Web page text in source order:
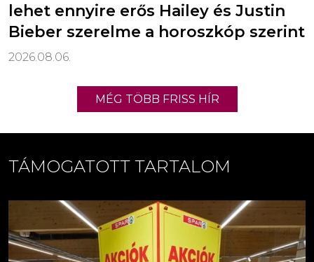
lehet ennyire erős Hailey és Justin
Bieber szerelme a horoszkóp szerint
2026.08.06.
MÉG TÖBB FRISS HÍR
TÁMOGATOTT TARTALOM